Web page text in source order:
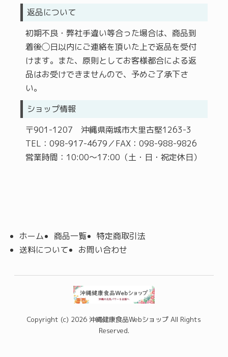
返品について
初期不良・弊社手違い等合った場合は、商品到
着後◯日以内にご連絡を頂いた上で返品を受付
けます。また、原則としてお客様都合による返
品はお受けできませんので、予めご了承下さ
い。
ショップ情報
〒901-1207 沖縄県南城市大里古堅1263-3
TEL：098-917-4679／FAX：098-988-9826
営業時間：10:00～17:00（土・日・祝定休日）
ホーム 商品一覧
特定商取引法
送料について
お問い合わせ
Copyright (c) 2026 沖縄健康食品Webショップ All Rights
Reserved.